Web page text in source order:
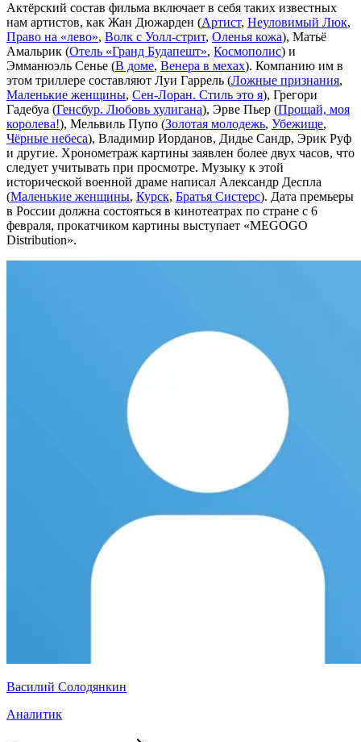
Актёрский состав фильма включает в себя таких известных
нам артистов, как Жан Дюжарден (Артист, Неуловимый Люк,
Право на «лево», Волк с Уолл-стрит, Оленья кожа), Матьё
Амальрик (Отель «Гранд Будапешт», Космополис) и
Эмманюэль Сенье (В доме, Венера в мехах). Компанию им в
этом триллере составляют Луи Гаррель (Ложные признания,
Маленькие женщины, Сен-Лоран. Стиль это я), Грегори
Гадебуа (Генсбур. Любовь хулигана), Эрве Пьер (Прощай, моя
королева!), Мельвиль Пупо (Золотая молодежь, Убежище,
Чёрные небеса), Владимир Иорданов, Дидье Сандр, Эрик Руф
и другие. Хронометраж картины заявлен более двух часов, что
следует учитывать при просмотре. Музыку к этой
исторической военной драме написал Александр Деспла
(Маленькие женщины, Курск, Братья Систерс). Дата премьеры
в России должна состояться в кинотеатрах по стране с 6
февраля, прокатчиком картины выступает «MEGOGO
Distribution».
Василий Солодянкин
Аналитик